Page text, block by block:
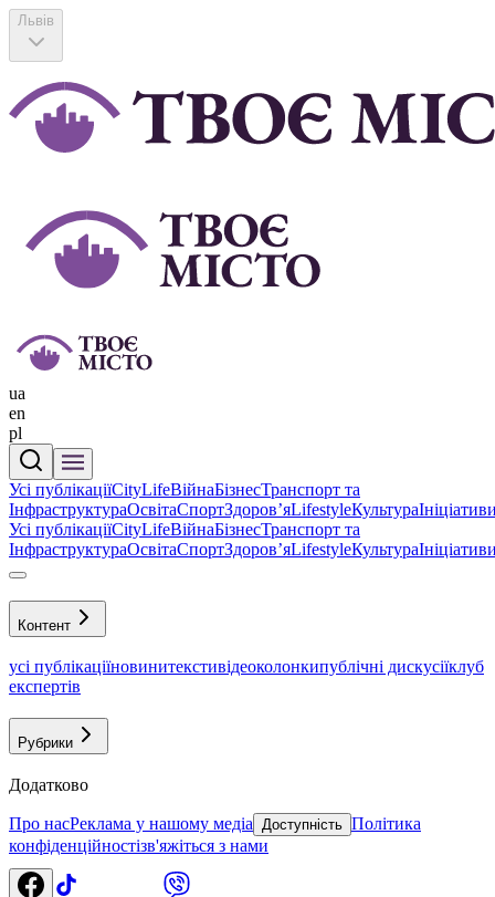
Львів
ua
en
pl
Усі публікаціїCityLifeВійнаБізнесТранспорт та
ІнфраструктураОсвітаСпортЗдоровʼяLifestyleКультура
Усі публікаціїCityLifeВійнаБізнесТранспорт та
ІнфраструктураОсвітаСпортЗдоровʼяLifestyleКультура
Контент
усі публікаціїновинитекстивідеоколонкипублічні дискусіїклуб
експертів
Рубрики
Додатково
Про насРеклама у нашому медіа Доступність Політика
конфіденційностізв'яжіться з нами